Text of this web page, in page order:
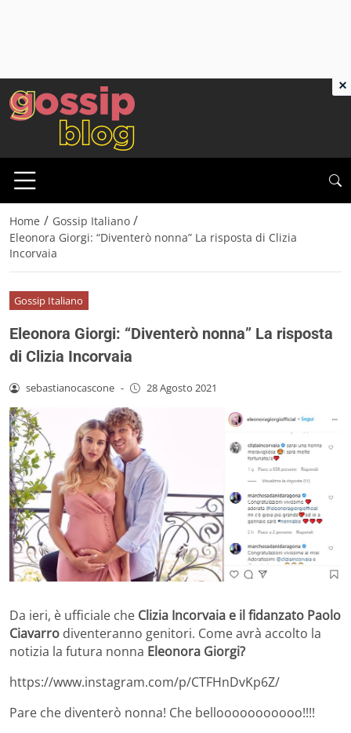
Home / Gossip Italiano /
Eleonora Giorgi: “Diventerò nonna” La risposta di Clizia
Incorvaia
Gossip Italiano
Eleonora Giorgi: “Diventerò nonna” La risposta
di Clizia Incorvaia
sebastianocascone - 28 Agosto 2021
Da ieri, è ufficiale che Clizia Incorvaia e il fidanzato Paolo
Ciavarro diventeranno genitori. Come avrà accolto la
notizia la futura nonna Eleonora Giorgi?
https://www.instagram.com/p/CTFHnDvKp6Z/
Pare che diventerò nonna! Che bellooooooooooo!!!!
×